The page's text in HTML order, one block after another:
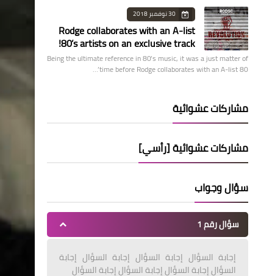
30 نوفمبر 2018
Rodge collaborates with an A-list
80’s artists on an exclusive track!
Being the ultimate reference in 80’s music, it was a just matter of
time before Rodge collaborates with an A-list 80’…
مشاركات عشوائية
مشاركات عشوائية [رأسي]
سؤال وجواب
سؤال رقم 1
إجابة السؤال إجابة السؤال إجابة السؤال إجابة
السؤال إجابة السؤال إجابة السؤال إجابة السؤال